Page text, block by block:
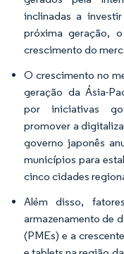
inclinadas a
próxima geração,
crescimento do
O crescimento no
geração da Ásia-
por iniciativas
promover a
governo japonês
municípios para
cinco cidades
Além disso,
armazenamento de
(PMEs) e a